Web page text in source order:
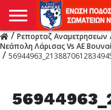
Η
ΕΝΩΣΗ
ΑΓΩΝΙΣΤΙΚΑ
ΜΙΚΤΉ
ΔΙΑΙΤΗΣΙΑ
ΠΡΩΤΑΘΛΗΜΑΤΑ
ΥΠΟΔΟΜΕΣ
ΚΥΠΕΛΛΟ
ΑΜΕΣΑ
ΑΠΟΤΕΛΕΣΜΑΤΑ
LIVE
ΝΕΑ
ΠΡΩΤΑΘΛΗΜΑΤΑ
ΚΥΠΕΛΛΟ
ΥΠΟΔΟΜΕΣ
ΠΕΙΘΑΡΧΙΚΟ
ΜΙΚΤΗ
ΛΑΡΙΣΑΣ
ΠΑΡΑΤΗΡΗΤΕΣ
ΠΡΟΠΟΝΗΤΕΣ
ΔΙΑΙΤΗΤΕΣ
VIDEO
ΓΕΝΙΚΑ
ΑΦΙΕΡΩΜΑΤΑ
ΕΚΔΗΛΩΣΕΙΣ
ΕΠΙΚΟΙΝΩΝΙΑ
/Ρεπορταζ Αναμετρησεων
Νεάπολη Λάρισας Vs ΑΕ
/